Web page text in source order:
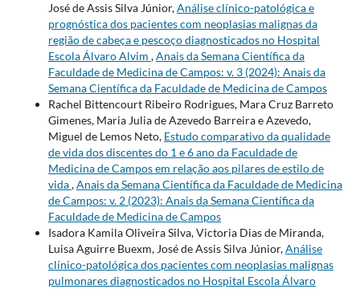
José de Assis Silva Júnior,Análise clínico-patológica e
prognóstica dos pacientes com neoplasias malignas da
região de cabeça e pescoço diagnosticados no Hospital
Escola Álvaro Alvim ,Anais da Semana Científica da
Faculdade de Medicina de Campos: v. 3 (2024): Anais da
Semana Científica da Faculdade de Medicina de Campos
Rachel Bittencourt Ribeiro Rodrigues, Mara Cruz Barreto
Gimenes, Maria Julia de Azevedo Barreira e Azevedo,
Miguel de Lemos Neto, Estudo comparativo da qualidade
de vida dos discentes do 1 e 6 ano da Faculdade de
Medicina de Campos em relação aos pilares de estilo de
vida,Anais da Semana Científica da Faculdade de Medicina
de Campos: v. 2 (2023): Anais da Semana Científica da
Faculdade de Medicina de Campos
Isadora Kamila Oliveira Silva, Victoria Dias de Miranda,
Luisa Aguirre Buexm, José de Assis Silva Júnior,Análise
clínico-patológica dos pacientes com neoplasias malignas
pulmonares diagnosticados no Hospital Escola Álvaro